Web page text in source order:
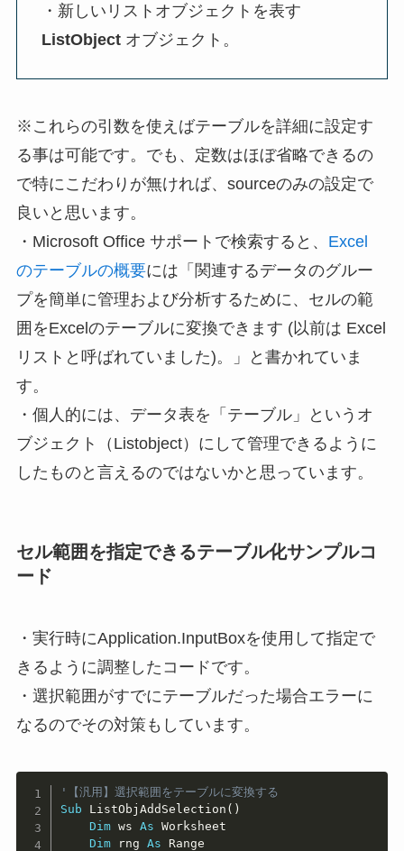
・新しいリストオブジェクトを表す
ListObjectオブジェクト。
※これらの引数を使えばテーブルを詳細に設定す
る事は可能です。でも、定数はほぼ省略できるの
で特にこだわりが無ければ、sourceのみの設定で
良いと思います。
・Microsoft Office サポートで検索すると、 Excel
のテーブルの概要には「関連するデータのグルー
プを簡単に管理および分析するために、セルの範
囲をExcelのテーブルに変換できます (以前は Excel
リストと呼ばれていました)。」と書かれていま
す。
・個人的には、データ表を「テーブル」というオ
ブジェクト（Listobject）にして管理できるように
したものと言えるのではないかと思っています。
セル範囲を指定できるテーブル化サンプルコ
ード
・実行時にApplication.InputBoxを使用して指定で
きるように調整したコードです。
・選択範囲がすでにテーブルだった場合エラーに
なるのでその対策もしています。
'【汎用】選択範囲をテーブルに変換する
Sub ListObjAddSelection ( )
Dim ws As Worksheet
Dim rng As Range